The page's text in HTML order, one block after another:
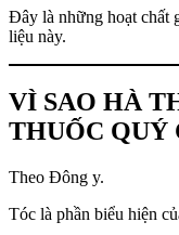
Đây là những hoạt chất
liệu này.
VÌ SAO HÀ
THUỐC QUÝ
Theo Đông y.
Tóc là phần biểu hiện